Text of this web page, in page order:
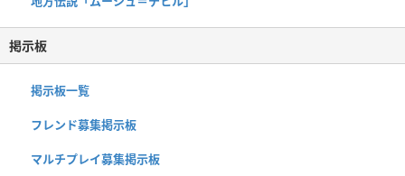
掲示板
掲示板一覧
フレンド募集掲示板
マルチプレイ募集掲示板